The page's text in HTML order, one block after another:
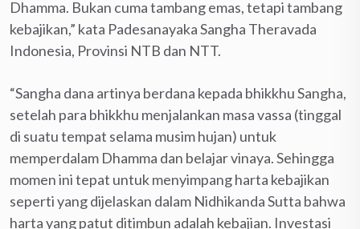
Dhamma. Bukan cuma tambang emas, tetapi tambang
kebajikan,” kata Padesanayaka Sangha Theravada
Indonesia, Provinsi NTB dan NTT.
“Sangha dana artinya berdana kepada bhikkhu Sangha,
setelah para bhikkhu menjalankan masa vassa (tinggal
di suatu tempat selama musim hujan) untuk
memperdalam Dhamma dan belajar vinaya. Sehingga
momen ini tepat untuk menyimpang harta kebajikan
seperti yang dijelaskan dalam Nidhikanda Sutta bahwa
harta yang patut ditimbun adalah kebajian. Investasi